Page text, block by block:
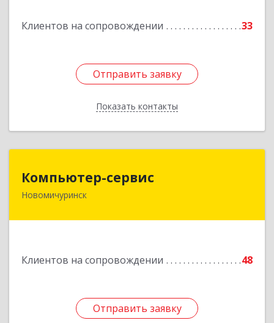
Клиентов на сопровождении 33
Отправить заявку
Показать контакты
Подробнее
Отправить заявку
Назад
Компьютер-сервис
Новомичуринск
Клиентов на сопровождении 48
Отправить заявку
391160, Рязанская обл, Пронский р-н,
Подробнее
Отправить заявку